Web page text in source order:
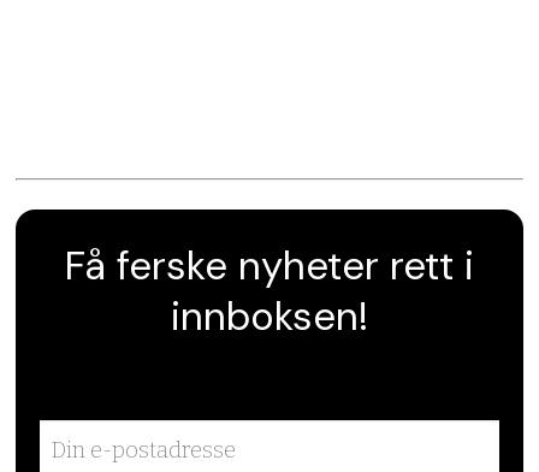
Få ferske nyheter rett i
innboksen!